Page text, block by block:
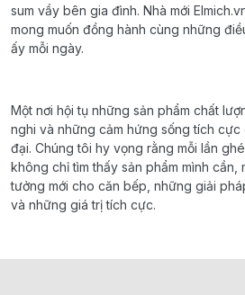
sum vầy bên gia đình. Nhà mới
mong muốn đồng hành cùng những
ấy mỗi ngày.
Một nơi hội tụ những sản phẩm chất
nghi và những cảm hứng sống tích cực
đại. Chúng tôi hy vọng rằng mỗi lần
không chỉ tìm thấy sản phẩm mình cần,
tưởng mới cho căn bếp, những giải
và những giá trị tích cực.